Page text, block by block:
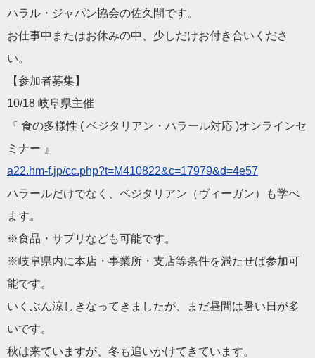
ハラル・ジャパン協会の佐久間です。
お仕事中またはお休みの中、少しだけお付き合いくださ
い。
【参加者募集】
10/18 岐阜県主催
『 食の多様性 ( ベジタリアン・ハラール対応 )オンラインセ
ミナー 』
a22.hm-f.jp/cc.php?t=M410822&c=17979&d=4e57
ハラールだけでなく、ベジタリアン（ヴィーガン）も学べ
ます。
※食品・サプリなども可能です。
※岐阜県内に本店・事業所・支店等条件を満たせば参加可
能です。
いくぶん涼しきなってきましたが、まだ昼間は暑い日が多
いです。
秋は来ていますが、冬も追いかけてきています。